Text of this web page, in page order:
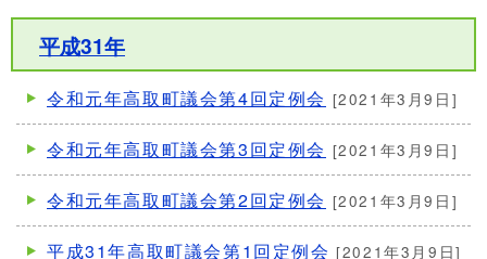
平成31年
令和元年高取町議会第4回定例会 [2021年3月9日]
令和元年高取町議会第3回定例会 [2021年3月9日]
令和元年高取町議会第2回定例会 [2021年3月9日]
平成31年高取町議会第1回定例会 [2021年3月9日]